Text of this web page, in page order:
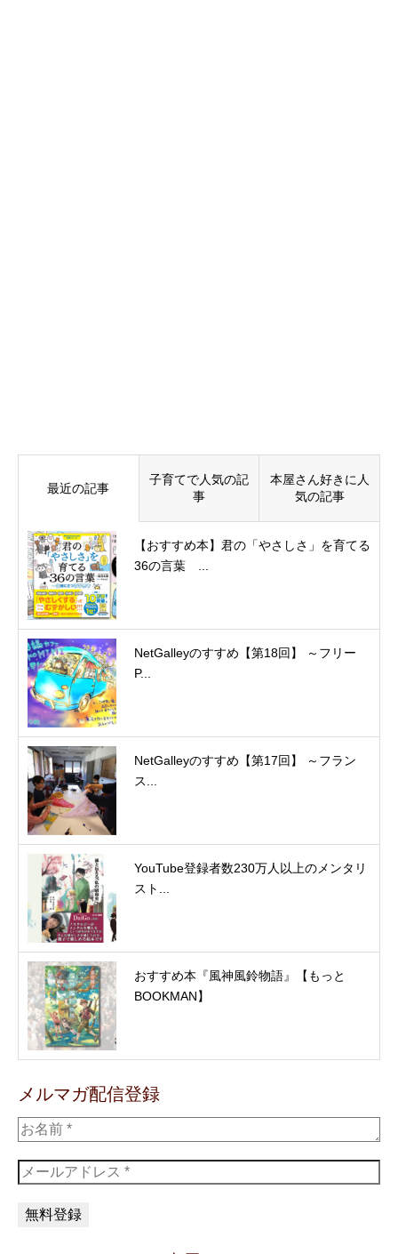
最近の記事
子育てで人気の記
事
本屋さん好きに人
気の記事
【おすすめ本】君の「やさしさ」を育てる
36の言葉 ...
NetGalleyのすすめ【第18回】 ～フリー
P...
NetGalleyのすすめ【第17回】 ～フラン
ス...
YouTube登録者数230万人以上のメンタリ
スト...
おすすめ本『風神風鈴物語』【もっと
BOOKMAN】
メルマガ配信登録